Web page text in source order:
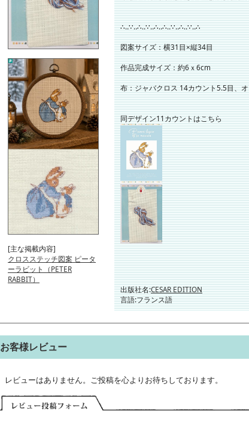
[主な掲載内容]
クロスステッチ図案 ピータ
ーラビット（PETER
RABBIT）
∴‥∵‥∴‥∵‥∴‥∴‥∵‥∴‥∵‥∴
図案サイズ：横31目×縦34目
作品完成サイズ：約6ｘ6cm
布：ジャバクロス 14カウント5.5目、
同デザイン11カウントはこちら
出版社名:CESAR EDITION
言語:フランス語
お客様レビュー
レビューはありません。ご投稿を心よりお待ちしております。